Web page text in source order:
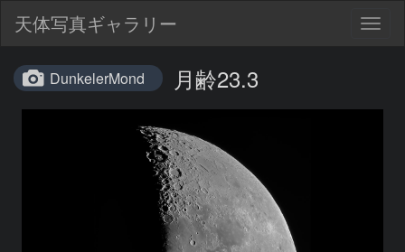
天体写真ギャラリー
DunkelerMond 月齢23.3